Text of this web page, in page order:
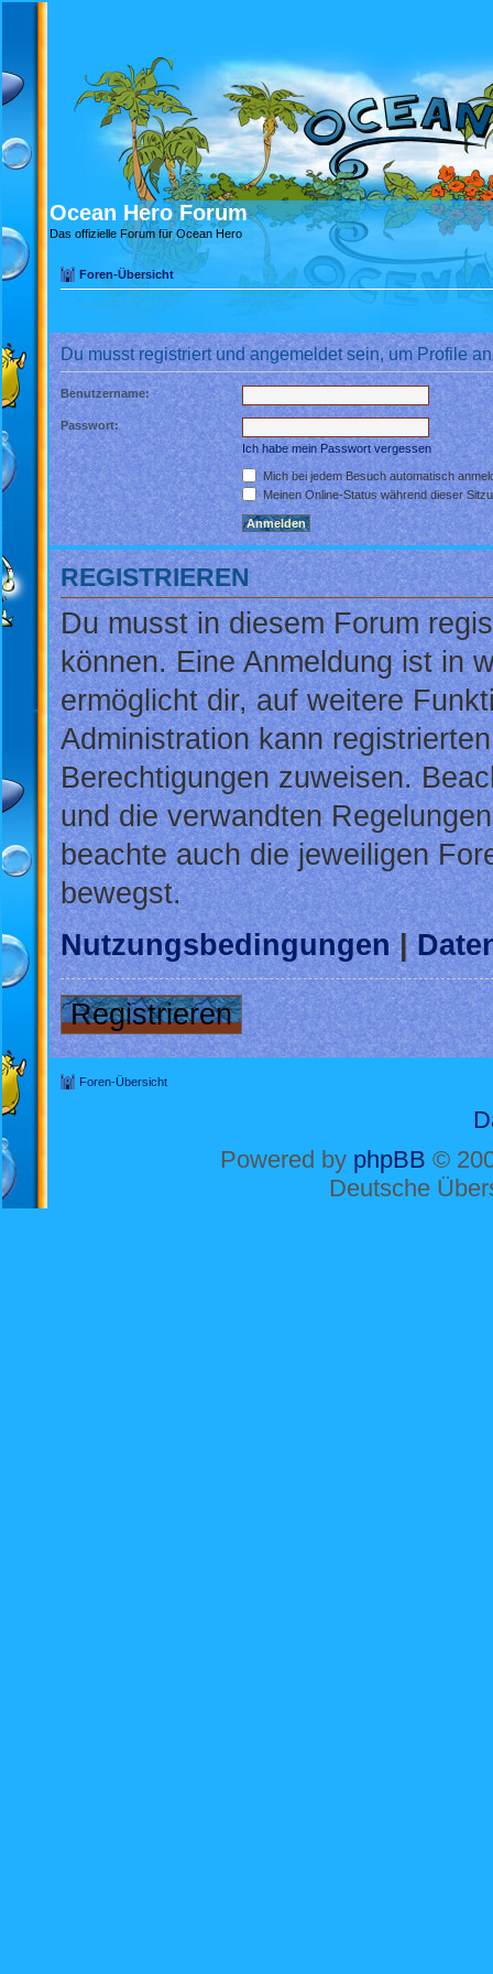
Ocean Hero Forum
Das offizielle Forum für Ocean Hero
Foren-Übersicht
Du musst registriert und angemeldet sein, um Profile
Benutzername:
Passwort:
Ich habe mein Passwort vergessen
Mich bei jedem Besuch automatisch
Meinen Online-Status während dieser
REGISTRIEREN
Du musst in diesem Forum
können. Eine Anmeldung ist in
ermöglicht dir, auf weitere
Administration kann
Berechtigungen zuweisen.
und die verwandten
beachte auch die jeweiligen
bewegst.
Nutzungsbedingungen|
Registrieren
Foren-Übersicht
Powered by phpBB ©
Deutsche